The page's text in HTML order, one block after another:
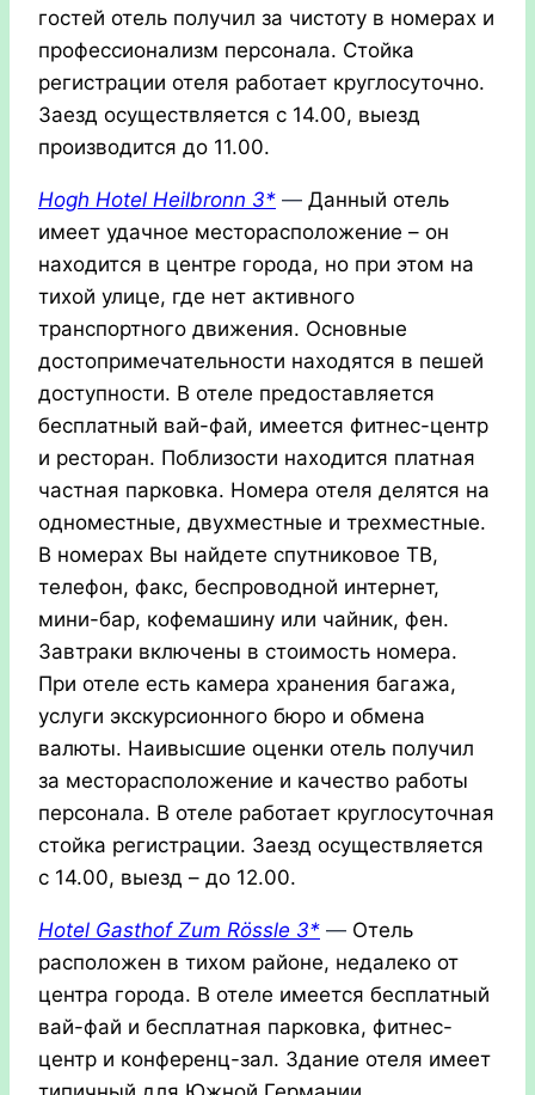
гостей отель получил за чистоту в номерах и
профессионализм персонала. Стойка
регистрации отеля работает круглосуточно.
Заезд осуществляется с 14.00, выезд
производится до 11.00.
Hogh Hotel Heilbronn 3* — Данный отель
имеет удачное месторасположение – он
находится в центре города, но при этом на
тихой улице, где нет активного
транспортного движения. Основные
достопримечательности находятся в пешей
доступности. В отеле предоставляется
бесплатный вай-фай, имеется фитнес-центр
и ресторан. Поблизости находится платная
частная парковка. Номера отеля делятся на
одноместные, двухместные и трехместные.
В номерах Вы найдете спутниковое ТВ,
телефон, факс, беспроводной интернет,
мини-бар, кофемашину или чайник, фен.
Завтраки включены в стоимость номера.
При отеле есть камера хранения багажа,
услуги экскурсионного бюро и обмена
валюты. Наивысшие оценки отель получил
за месторасположение и качество работы
персонала. В отеле работает круглосуточная
стойка регистрации. Заезд осуществляется
с 14.00, выезд – до 12.00.
Hotel Gasthof Zum Rössle 3* — Отель
расположен в тихом районе, недалеко от
центра города. В отеле имеется бесплатный
вай-фай и бесплатная парковка, фитнес-
центр и конференц-зал. Здание отеля имеет